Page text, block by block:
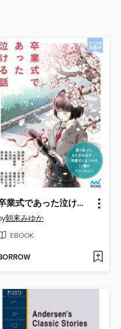
卒業式であった泣ける話
朝来みゆか
EBOOK